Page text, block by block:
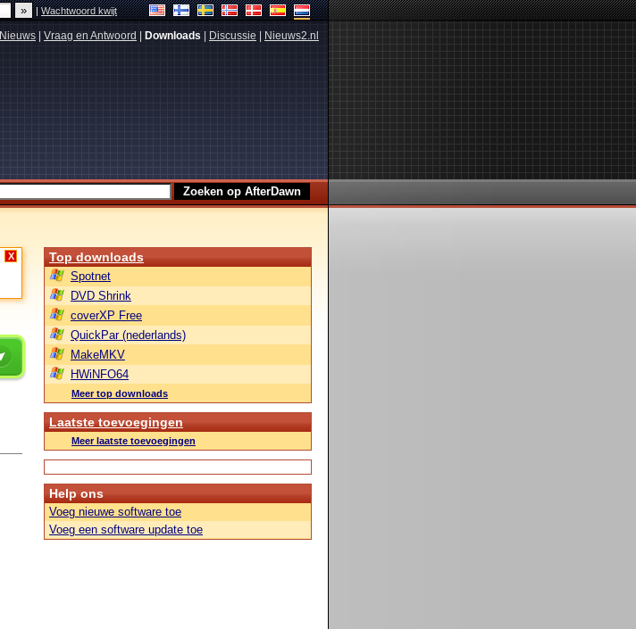
|Wachtwoord kwijt
Nieuws Vraag en Antwoord Downloads Discussie Nieuws2.nl
X Top downloads
Spotnet
DVD Shrink
coverXP Free
QuickPar (nederlands)
MakeMKV
HWiNFO64
Meer top downloads
Laatste toevoegingen
Meer laatste toevoegingen
Help ons
Voeg nieuwe software toe
Voeg een software update toe